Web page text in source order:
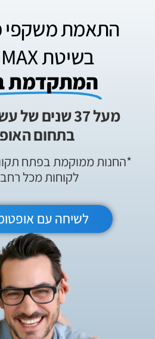
התאמת משקפי
בשיטת MULTIMAX
המתקדמת
מעל 37 שנים של עשייה מקצועית
בתחום
*החנות ממוקמת בפתח
לקוחות מכל
לשיחה עם